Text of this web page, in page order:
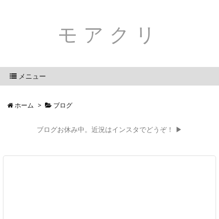
モアクリ
メニュー
ホーム > ブログ
ブログお休み中。近況はインスタでどうぞ！ ▶